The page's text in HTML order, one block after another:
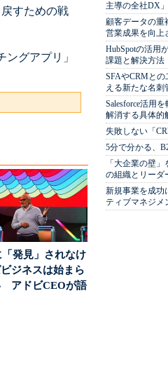
すための戦
グアプリ」
発見」されなけ
ジネスは始まら
アドビCEOが語
主導の全社DX」
顧客データの重
営業成果を向上
HubSpotの活用
課題と解決方法
SFAやCRMと
える新たな名刺
Salesforce活用
解消する具体的
失敗しない「
5分で分かる、
「大企業の壁
の組織とリーダ
新規事業を成功
ティブマネジメ